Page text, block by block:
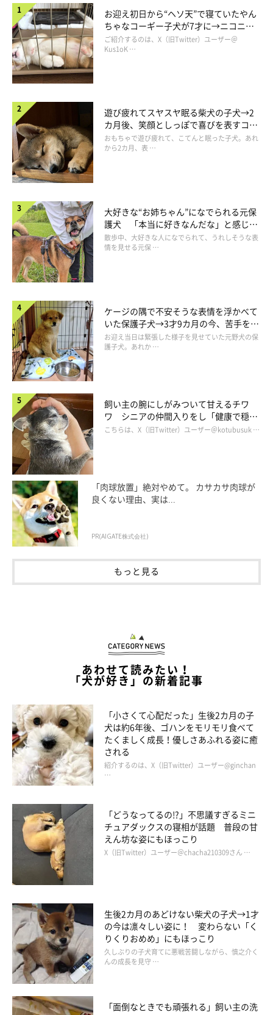
お迎え初日から“ヘソ天”で寝ていたやん
ちゃなコーギー子犬が7才に→ニコニ
コ“コーギースマイル”が魅力のコに成
長！
ご紹介するのは、X（旧Twitter）ユーザー＠
Kus1oK …
遊び疲れてスヤスヤ眠る柴犬の子犬→2
カ月後、笑顔としっぽで喜びを表すコに
成長！
おもちゃで遊び疲れて、こてんと眠った子犬。あれ
から2カ月、表 …
大好きな“お姉ちゃん”になでられる元保
護犬 「本当に好きなんだな」と感じる
表情にほっこり
散歩中、大好きな人になでられて、うれしそうな表
情を見せる元保 …
ケージの隅で不安そうな表情を浮かべて
いた保護子犬→3才9カ月の今、苦手を克
服し頼もしいコに成長！
お迎え当日は緊張した様子を見せていた元野犬の保
護子犬。あれか …
飼い主の腕にしがみついて甘えるチワ
ワ シニアの仲間入りをし「健康で穏や
かな暮らしが続いてほしい」と願う
こちらは、X（旧Twitter）ユーザー＠kotubusuk …
「肉球放置」絶対やめて。 カサカサ肉球が
良くない理由、実は...
PR(AIGATE株式会社)
もっと見る
あわせて読みたい！
「犬が好き」の新着記事
「小さくて心配だった」生後2カ月の子
犬は約6年後、ゴハンをモリモリ食べて
たくましく成長！優しさあふれる姿に癒
される
紹介するのは、X（旧Twitter）ユーザー@ginchan
…
「どうなってるの!?」不思議すぎるミニ
チュアダックスの寝相が話題 普段の甘
えん坊な姿にもほっこり
X（旧Twitter）ユーザー＠chacha210309さん …
生後2カ月のあどけない柴犬の子犬→1才
の今は凛々しい姿に！ 変わらない「く
りくりおめめ」にもほっこり
久しぶりの子犬育てに悪戦苦闘しながら、慎之介く
んの成長を見守 …
「面倒なときでも頑張れる」飼い主の洗